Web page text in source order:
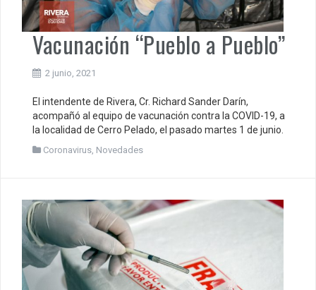
Vacunación “Pueblo a Pueblo”
2 junio, 2021
El intendente de Rivera, Cr. Richard Sander Darín,
acompañó al equipo de vacunación contra la COVID-19, a
la localidad de Cerro Pelado, el pasado martes 1 de junio.
Coronavirus Novedades